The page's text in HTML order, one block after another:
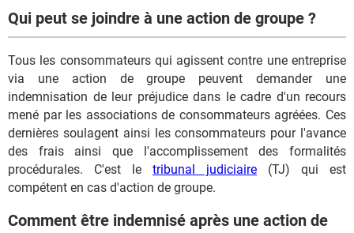
Qui peut se joindre à une action de groupe ?
Tous les consommateurs qui agissent contre une entreprise
via une action de groupe peuvent demander une
indemnisation de leur préjudice dans le cadre d'un recours
mené par les associations de consommateurs agréées. Ces
dernières soulagent ainsi les consommateurs pour l'avance
des frais ainsi que l'accomplissement des formalités
procédurales. C'est le tribunal judiciaire (TJ) qui est
compétent en cas d'action de groupe.
Comment être indemnisé après une action de